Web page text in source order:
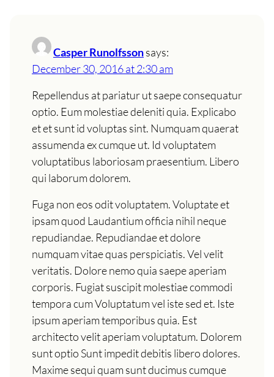
Casper Runolfssonsays:
December 30, 2016 at 2:30 am
Repellendus at pariatur ut saepe consequatur
optio. Eum molestiae deleniti quia. Explicabo
et et sunt id voluptas sint. Numquam quaerat
assumenda ex cumque ut. Id voluptatem
voluptatibus laboriosam praesentium. Libero
qui laborum dolorem.
Fuga non eos odit voluptatem. Voluptate et
ipsam quod Laudantium officia nihil neque
repudiandae. Repudiandae et dolore
numquam vitae quas perspiciatis. Vel velit
veritatis. Dolore nemo quia saepe aperiam
corporis. Fugiat suscipit molestiae commodi
tempora cum Voluptatum vel iste sed et. Iste
ipsum aperiam temporibus quia. Est
architecto velit aperiam voluptatum. Dolorem
sunt optio Sunt impedit debitis libero dolores.
Maxime sequi quam sunt ducimus cumque